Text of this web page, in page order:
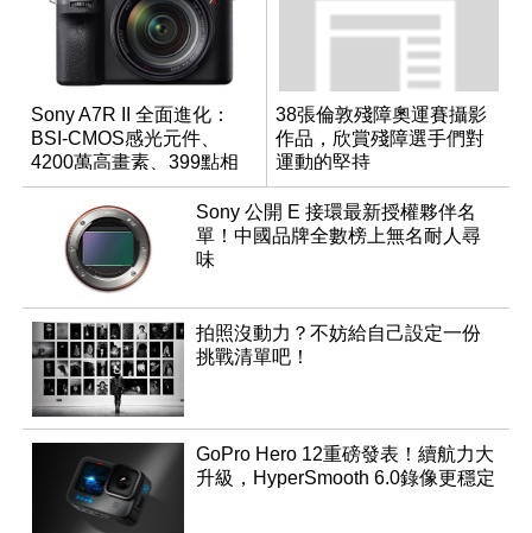
Sony A7R II 全面進化：
BSI-CMOS感光元件、
4200萬高畫素、399點相
位對焦、內建4K錄影
38張倫敦殘障奧運賽攝影
作品，欣賞殘障選手們對
運動的堅持
Sony 公開 E 接環最新授權夥伴名
單！中國品牌全數榜上無名耐人尋
味
拍照沒動力？不妨給自己設定一份
挑戰清單吧！
GoPro Hero 12重磅發表！續航力大
升級，HyperSmooth 6.0錄像更穩定